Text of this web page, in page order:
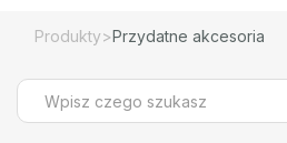
Produkty>Przydatne akcesoria
Wyszukiwarka
produktów